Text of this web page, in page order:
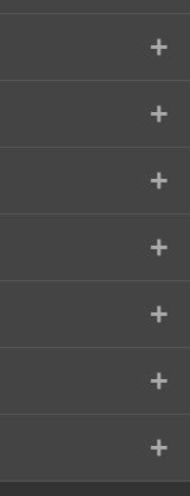
+
+
+
+
+
+
+